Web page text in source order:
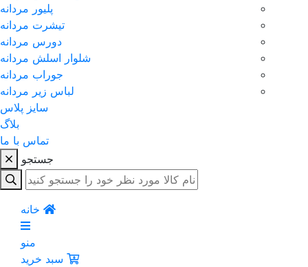
پلیور مردانه
تیشرت مردانه
دورس مردانه
شلوار اسلش مردانه
جوراب مردانه
لباس زیر مردانه
سایز پلاس
بلاگ
تماس با ما
جستجو
خانه
منو
سبد خرید